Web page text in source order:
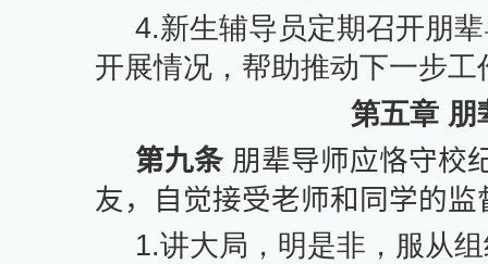
4.新生辅导员定期召开朋
开展情况，帮助推动下一步工
第五章 朋
第九条 朋辈导师应恪守校
友，自觉接受老师和同学的
1.讲大局，明是非，服从